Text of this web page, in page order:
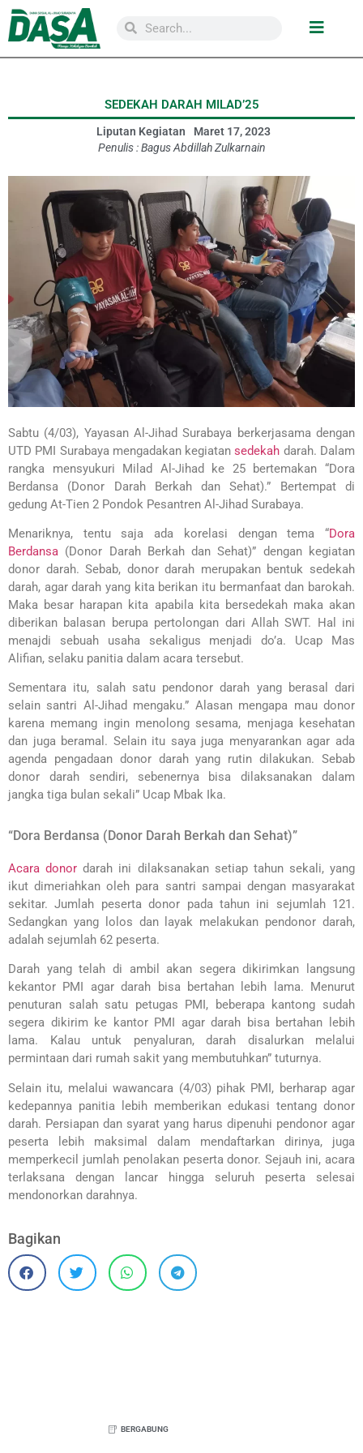
SEDEKAH DARAH MILAD’25
Liputan Kegiatan
Maret 17, 2023
Penulis :Bagus Abdillah Zulkarnain
Sabtu (4/03), Yayasan Al-Jihad Surabaya berkerjasama dengan
UTD PMI Surabaya mengadakan kegiatansedekah darah. Dalam
rangka mensyukuri Milad Al-Jihad ke 25 bertemakan “Dora
Berdansa (Donor Darah Berkah dan Sehat).” Bertempat di
gedung At-Tien 2 Pondok Pesantren Al-Jihad Surabaya.
Menariknya, tentu saja ada korelasi dengan tema “Dora
Berdansa (Donor Darah Berkah dan Sehat)” dengan kegiatan
donor darah. Sebab, donor darah merupakan bentuk sedekah
darah, agar darah yang kita berikan itu bermanfaat dan barokah.
Maka besar harapan kita apabila kita bersedekah maka akan
diberikan balasan berupa pertolongan dari Allah SWT. Hal ini
menajdi sebuah usaha sekaligus menjadi do’a. Ucap Mas
Alifian, selaku panitia dalam acara tersebut.
Sementara itu, salah satu pendonor darah yang berasal dari
selain santri Al-Jihad mengaku.” Alasan mengapa mau donor
karena memang ingin menolong sesama, menjaga kesehatan
dan juga beramal. Selain itu saya juga menyarankan agar ada
agenda pengadaan donor darah yang rutin dilakukan. Sebab
donor darah sendiri, sebenernya bisa dilaksanakan dalam
jangka tiga bulan sekali” Ucap Mbak Ika.
“Dora Berdansa (Donor Darah Berkah dan Sehat)”
Acara donordarah ini dilaksanakan setiap tahun sekali, yang
ikut dimeriahkan oleh para santri sampai dengan masyarakat
sekitar. Jumlah peserta donor pada tahun ini sejumlah 121.
Sedangkan yang lolos dan layak melakukan pendonor darah,
adalah sejumlah 62 peserta.
Darah yang telah di ambil akan segera dikirimkan langsung
kekantor PMI agar darah bisa bertahan lebih lama. Menurut
penuturan salah satu petugas PMI, beberapa kantong sudah
segera dikirim ke kantor PMI agar darah bisa bertahan lebih
lama. Kalau untuk penyaluran, darah disalurkan melalui
permintaan dari rumah sakit yang membutuhkan” tuturnya.
Selain itu, melalui wawancara (4/03) pihak PMI, berharap agar
kedepannya panitia lebih memberikan edukasi tentang donor
darah. Persiapan dan syarat yang harus dipenuhi pendonor agar
peserta lebih maksimal dalam mendaftarkan dirinya, juga
memperkecil jumlah penolakan peserta donor. Sejauh ini, acara
terlaksana dengan lancar hingga seluruh peserta selesai
mendonorkan darahnya.
Bagikan
BERGABUNG